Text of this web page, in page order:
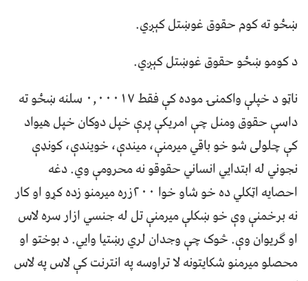
ښځو ته کوم حقوق غوښتل کېږي.
د کومو ښځو حقوق غوښتل کېږي.
ناټو د خپلې واکمنۍ موده کې فقط ۰,۰۰۰۱۷ سلنه ښځو ته
داسې حقوق ومنل چې امريکې پرې خپل دوکان خپل هيواد
کې چلولی شو خو باقي ميرمنې، ميندې، خويندې، کونډې
نجوني له ابتدايي انساني حقوقو نه محرومې وي. دغه
احصايه اټکلي ده خو شاو خوا ۲۰۰زره ميرمنو زده کړو او کار
نه برخمنې وې خو ښکلې ميرمنې تل له جنسي ازار سره لاس
او ګريوان وې. څوک چې وجدان لري رښتيا وايي. د بوختو او
محصلو ميرمنو شکايتونه لا تراوسه په انترنت کې لاس په لاس